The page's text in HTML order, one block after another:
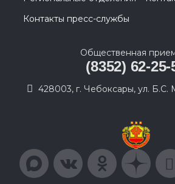
Контакты пресс-службы
Общественная
(8352) 62-25-
428003, г. Чебоксары, ул. Б.С.